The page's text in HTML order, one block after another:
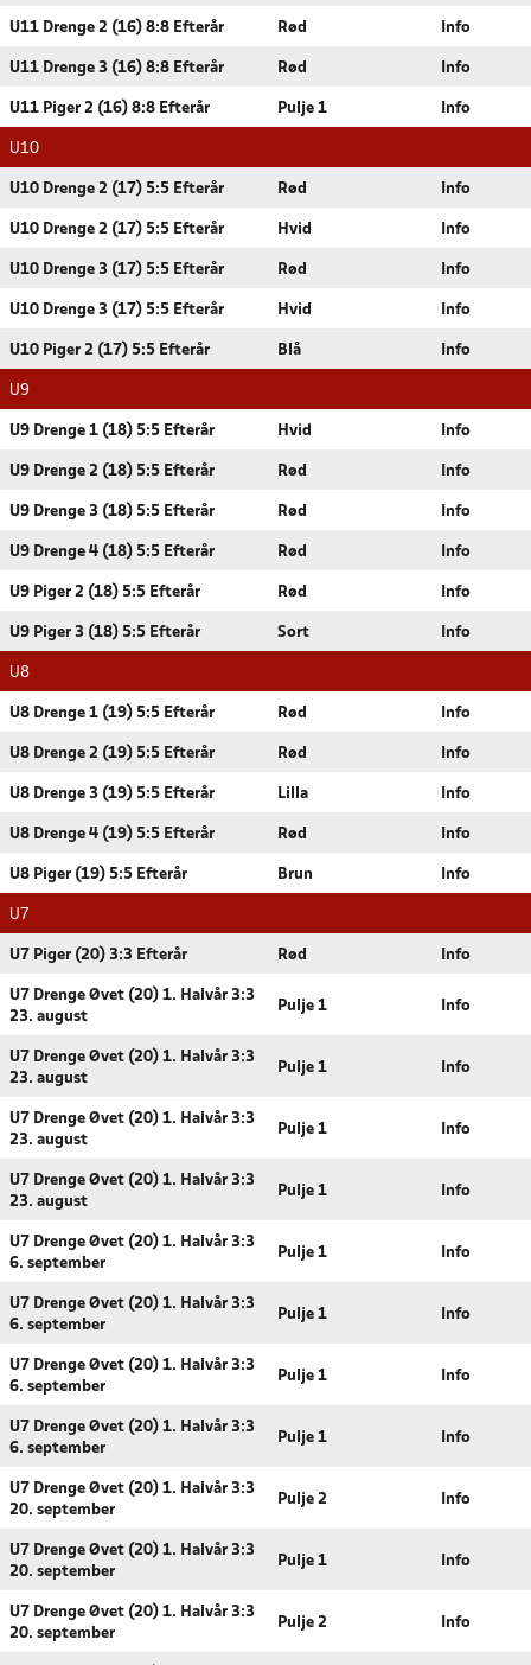
U11 Drenge 2 (16) 8:8 Efterår Rød Info
U11 Drenge 3 (16) 8:8 Efterår Rød Info
U11 Piger 2 (16) 8:8 Efterår Pulje 1 Info
U10
U10 Drenge 2 (17) 5:5 Efterår Rød Info
U10 Drenge 2 (17) 5:5 Efterår Hvid Info
U10 Drenge 3 (17) 5:5 Efterår Rød Info
U10 Drenge 3 (17) 5:5 Efterår Hvid Info
U10 Piger 2 (17) 5:5 Efterår Blå Info
U9
U9 Drenge 1 (18) 5:5 Efterår Hvid Info
U9 Drenge 2 (18) 5:5 Efterår Rød Info
U9 Drenge 3 (18) 5:5 Efterår Rød Info
U9 Drenge 4 (18) 5:5 Efterår Rød Info
U9 Piger 2 (18) 5:5 Efterår Rød Info
U9 Piger 3 (18) 5:5 Efterår Sort Info
U8
U8 Drenge 1 (19) 5:5 Efterår Rød Info
U8 Drenge 2 (19) 5:5 Efterår Rød Info
U8 Drenge 3 (19) 5:5 Efterår Lilla Info
U8 Drenge 4 (19) 5:5 Efterår Rød Info
U8 Piger (19) 5:5 Efterår Brun Info
U7
U7 Piger (20) 3:3 Efterår Rød Info
U7 Drenge Øvet (20) 1. Halvår 3:3
23. august
Pulje 1 Info
U7 Drenge Øvet (20) 1. Halvår 3:3
23. august
Pulje 1 Info
U7 Drenge Øvet (20) 1. Halvår 3:3
23. august
Pulje 1 Info
U7 Drenge Øvet (20) 1. Halvår 3:3
23. august
Pulje 1 Info
U7 Drenge Øvet (20) 1. Halvår 3:3
6. september
Pulje 1 Info
U7 Drenge Øvet (20) 1. Halvår 3:3
6. september
Pulje 1 Info
U7 Drenge Øvet (20) 1. Halvår 3:3
6. september
Pulje 1 Info
U7 Drenge Øvet (20) 1. Halvår 3:3
6. september
Pulje 1 Info
U7 Drenge Øvet (20) 1. Halvår 3:3
20. september
Pulje 2 Info
U7 Drenge Øvet (20) 1. Halvår 3:3
20. september
Pulje 1 Info
U7 Drenge Øvet (20) 1. Halvår 3:3
20. september
Pulje 2 Info